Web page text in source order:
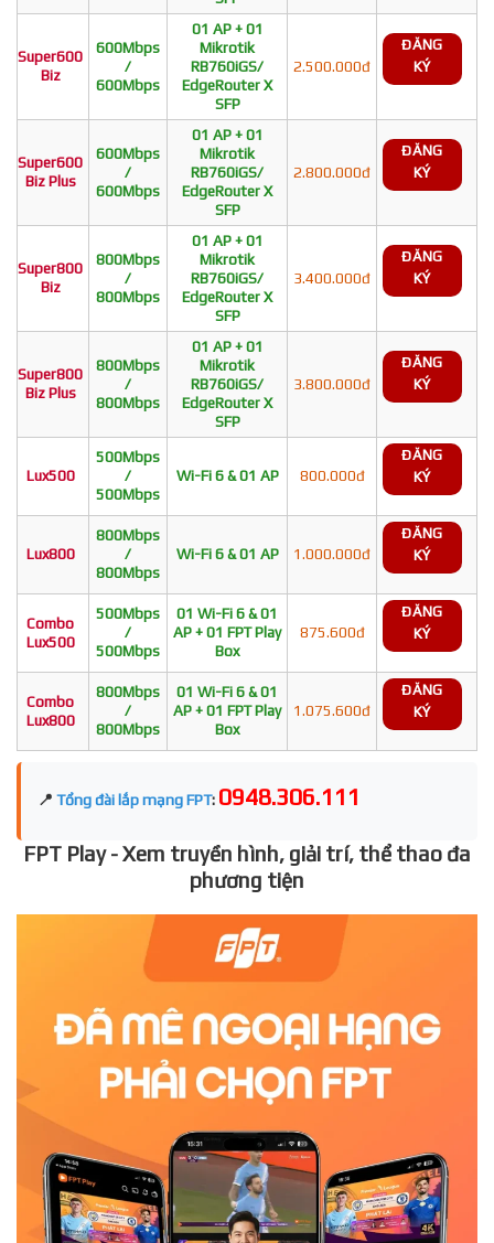
Super600
Biz
600Mbps
/
600Mbps
01 AP + 01
Mikrotik
RB760iGS/
EdgeRouter X
SFP
2.500.000đ
ĐĂNG
KÝ
Super600
Biz Plus
600Mbps
/
600Mbps
01 AP + 01
Mikrotik
RB760iGS/
EdgeRouter X
SFP
2.800.000đ
ĐĂNG
KÝ
Super800
Biz
800Mbps
/
800Mbps
01 AP + 01
Mikrotik
RB760iGS/
EdgeRouter X
SFP
3.400.000đ
ĐĂNG
KÝ
Super800
Biz Plus
800Mbps
/
800Mbps
01 AP + 01
Mikrotik
RB760iGS/
EdgeRouter X
SFP
3.800.000đ
ĐĂNG
KÝ
Lux500
500Mbps
/
500Mbps
Wi-Fi 6 & 01 AP 800.000đ
ĐĂNG
KÝ
Lux800
800Mbps
/
800Mbps
Wi-Fi 6 & 01 AP 1.000.000đ
ĐĂNG
KÝ
Combo
Lux500
500Mbps
/
500Mbps
01 Wi-Fi 6 & 01
AP + 01 FPT Play
Box
875.600đ
ĐĂNG
KÝ
Combo
Lux800
800Mbps
/
800Mbps
01 Wi-Fi 6 & 01
AP + 01 FPT Play
Box
1.075.600đ
ĐĂNG
KÝ
📍 Tổng đài lắp mạng FPT: 0948.306.111
FPT Play - Xem truyền hình, giải trí, thể thao đa
phương tiện